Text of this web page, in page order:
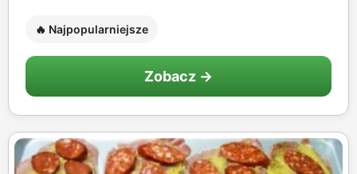
🔥 Najpopularniejsze
Zobacz →